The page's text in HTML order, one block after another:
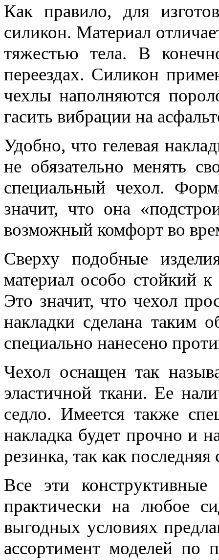
Как правило, для
силикон. Материал
тяжестью тела. В
переездах. Силикон
чехлы наполняются
гасить вибрации на
Удобно, что гелевая
не обязательно менять
специальный чехол.
значит, что она
возможный комфорт во
Сверху подобные
материал особо стойкий
Это значит, что чехол
накладки сделана таким
специально нанесено
Чехол оснащен так
эластичной ткани. Ее
седло. Имеется также
накладка будет прочно и
резинка, так как
Все эти конструктивные
практически на любое
выгодных условиях
ассортимент моделей по